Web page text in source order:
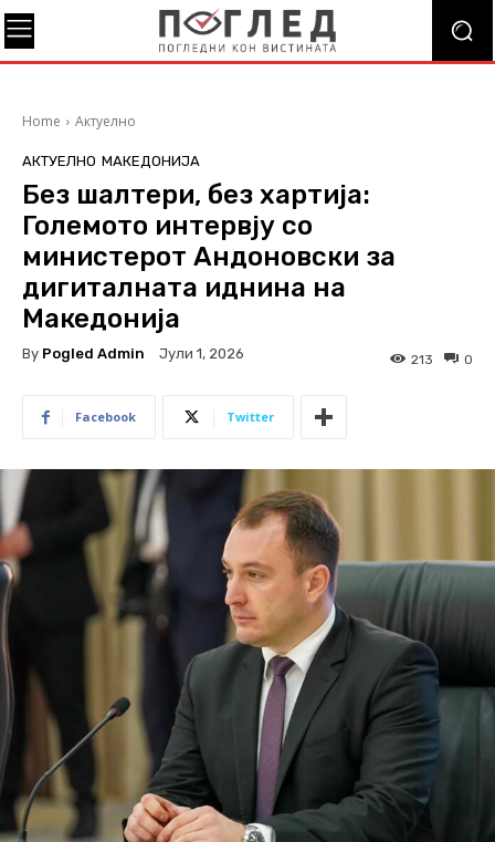
Home Актуелно
АКТУЕЛНО МАКЕДОНИЈА
Без шалтери, без хартија:
Големото интервју со
министерот Андоновски за
дигиталната иднина на
Македонија
By Pogled Admin Јули 1, 2026 0
213
Facebook Twitter